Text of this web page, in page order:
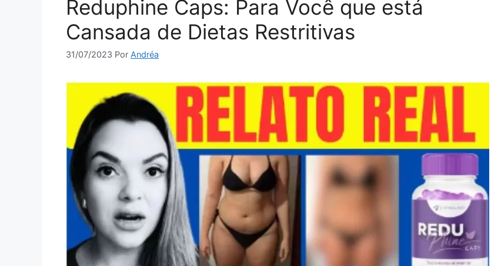
Reduphine Caps: Para Você que está
Cansada de Dietas Restritivas
31/07/2023 Por Andréa